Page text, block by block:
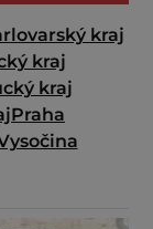
kraj
kraj
kraj
Praha